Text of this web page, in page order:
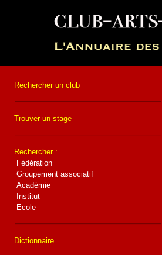
Rechercher un club
Trouver un stage
Rechercher :
Fédération
Groupement associatif
Académie
Institut
Ecole
Dictionnaire